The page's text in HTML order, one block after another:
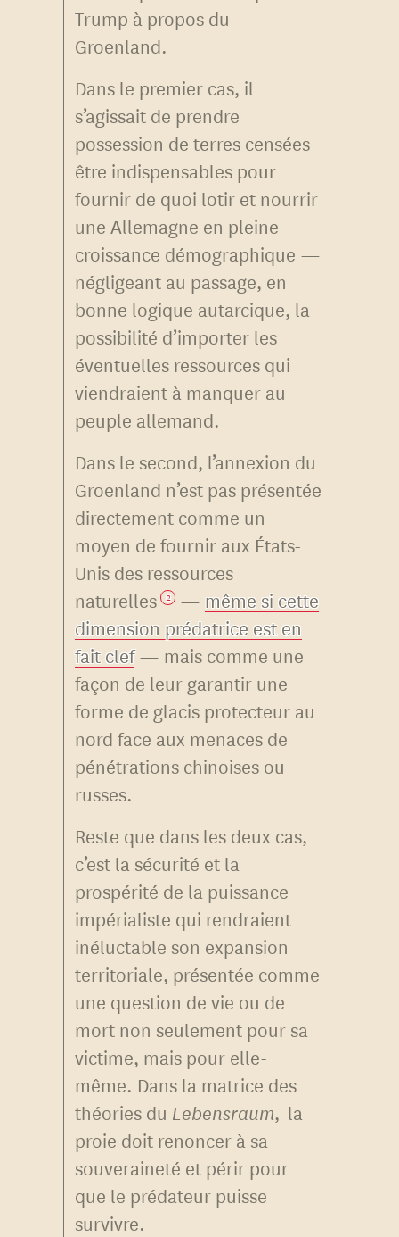
Trump à propos du
Groenland.
Dans le premier cas, il
s’agissait de prendre
possession de terres censées
être indispensables pour
fournir de quoi lotir et nourrir
une Allemagne en pleine
croissance démographique —
négligeant au passage, en
bonne logique autarcique, la
possibilité d’importer les
éventuelles ressources qui
viendraient à manquer au
peuple allemand.
Dans le second, l’annexion du
Groenland n’est pas présentée
directement comme un
moyen de fournir aux États-
Unis des ressources
naturelles 2 — même si cette
dimension prédatrice est en
fait clef— mais comme une
façon de leur garantir une
forme de glacis protecteur au
nord face aux menaces de
pénétrations chinoises ou
russes.
Reste que dans les deux cas,
c’est la sécurité et la
prospérité de la puissance
impérialiste qui rendraient
inéluctable son expansion
territoriale, présentée comme
une question de vie ou de
mort non seulement pour sa
victime, mais pour elle-
même. Dans la matrice des
théories du Lebensraum, la
proie doit renoncer à sa
souveraineté et périr pour
que le prédateur puisse
survivre.